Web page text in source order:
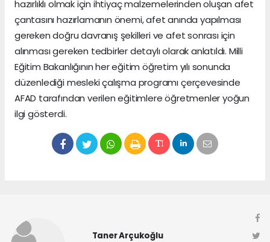
hazırlıklı olmak için ihtiyaç malzemelerinden oluşan afet
çantasını hazırlamanın önemi, afet anında yapılması
gereken doğru davranış şekilleri ve afet sonrası için
alınması gereken tedbirler detaylı olarak anlatıldı. Milli
Eğitim Bakanlığının her eğitim öğretim yılı sonunda
düzenlediği mesleki çalışma programı çerçevesinde
AFAD tarafından verilen eğitimlere öğretmenler yoğun
ilgi gösterdi.
Taner Arçukoğlu